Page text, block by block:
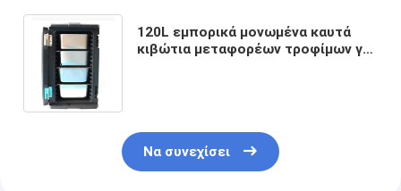
120L εμπορικά μονωμένα καυτά
κιβώτια μεταφορέων τροφίμων για
Να συνεχίσει